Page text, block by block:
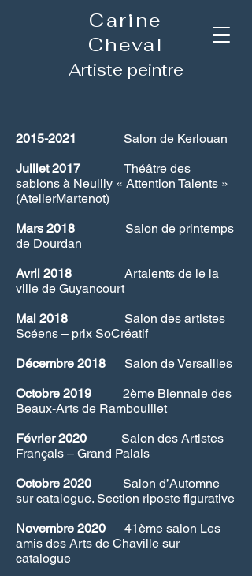
Carine
Cheval
Artiste peintre
2015-2021
Salon de Kerlouan
Juillet 2017 Théâtre des
sablons à Neuilly « Attention Talents »
(AtelierMartenot)
Mars 2018 Salon de printemps
de Dourdan
Avril 2018 Artalents de le la
ville de Guyancourt
Mai 2018 Salon des artistes
Scéens – prix SoCréatif
Décembre 2018 Salon de Versailles
Octobre 2019 2ème Biennale des
Beaux-Arts de Rambouillet
Février 2020 Salon des Artistes
Français – Grand Palais
Octobre 2020 Salon d’Automne
sur catalogue. Section riposte figurative
Novembre 2020 41ème salon Les
amis des Arts de Chaville sur
catalogue